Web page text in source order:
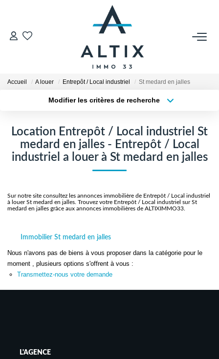
VENDRE
Honoraires
Biens Vendus
GESTION LOCATIVE
Contact
Honoraires
Accueil A louer Entrepôt / Local industriel St medard en jalles
Modifier les critères de recherche
Sélectionnez...
Type de bien
Surface min
Location Entrepôt / Local industriel St
medard en jalles - Entrepôt / Local
industriel a louer à St medard en jalles
Sur notre site consultez les annonces immobilière de Entrepôt / Local industriel
à louer St medard en jalles. Trouvez votre Entrepôt / Local industriel sur St
medard en jalles grâce aux annonces immobilières de ALTIXIMMO33.
Immobilier St medard en jalles
Nous n'avons pas de biens à vous proposer dans la catégorie pour le
moment , plusieurs options s'offrent à vous :
Transmettez-nous votre demande
L'AGENCE